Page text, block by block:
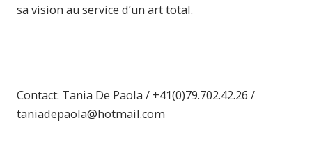
sa vision au service d’un art total.
Contact: Tania De Paola / +41(0)79.702.42.26 /
taniadepaola@hotmail.com